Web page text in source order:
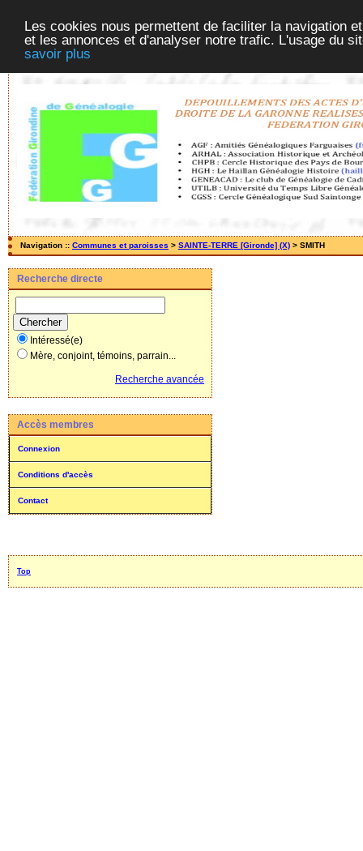
Les cookies nous permettent de faciliter la navigation
et les annonces et d'analyser notre trafic. L'usage du
savoir plus
Navigation :: Communes et paroisses > SAINTE-TERRE [Gironde] (X) > SMITH
Recherche directe
Intéressé(e)
Mère, conjoint, témoins, parrain...
Recherche avancée
Accès membres
Connexion
Conditions d'accès
Contact
Top